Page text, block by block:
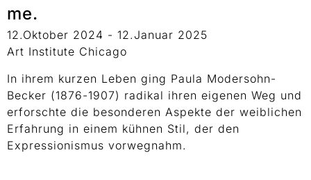
me.
12.Oktober 2024 - 12.Januar 2025
Art Institute Chicago
In ihrem kurzen Leben ging Paula Modersohn-
Becker (1876-1907) radikal ihren eigenen Weg und
erforschte die besonderen Aspekte der weiblichen
Erfahrung in einem kühnen Stil, der den
Expressionismus vorwegnahm.